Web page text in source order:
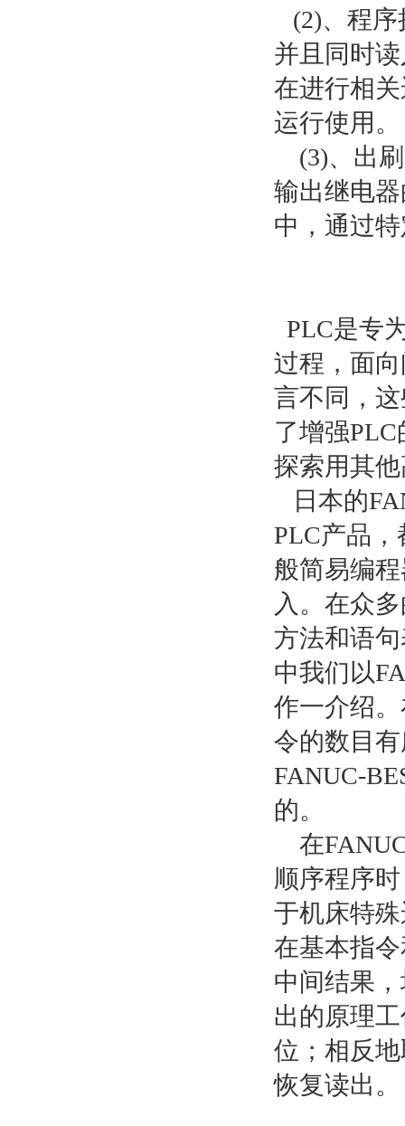
(2)、程序
并且同时
在进行相
运行使用。
(3)、出刷
输出继电
中，通过
PLC是专
过程，面
言不同，
了增强
探索用其
日本的
PLC产品
般简易编
入。在众
方法和语
中我们以
作一介绍
令的数目
FANUC-
的。
在
顺序程序
于机床特
在基本指
中间结果
出的原理
位；相反
恢复读出。